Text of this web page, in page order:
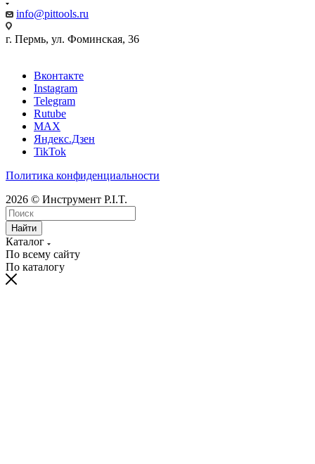
info@pittools.ru
г. Пермь, ул. Фоминская, 36
Вконтакте
Instagram
Telegram
Rutube
MAX
Яндекс.Дзен
TikTok
Политика конфиденциальности
2026 © Инструмент P.I.T.
Найти
Каталог
По всему сайту
По каталогу